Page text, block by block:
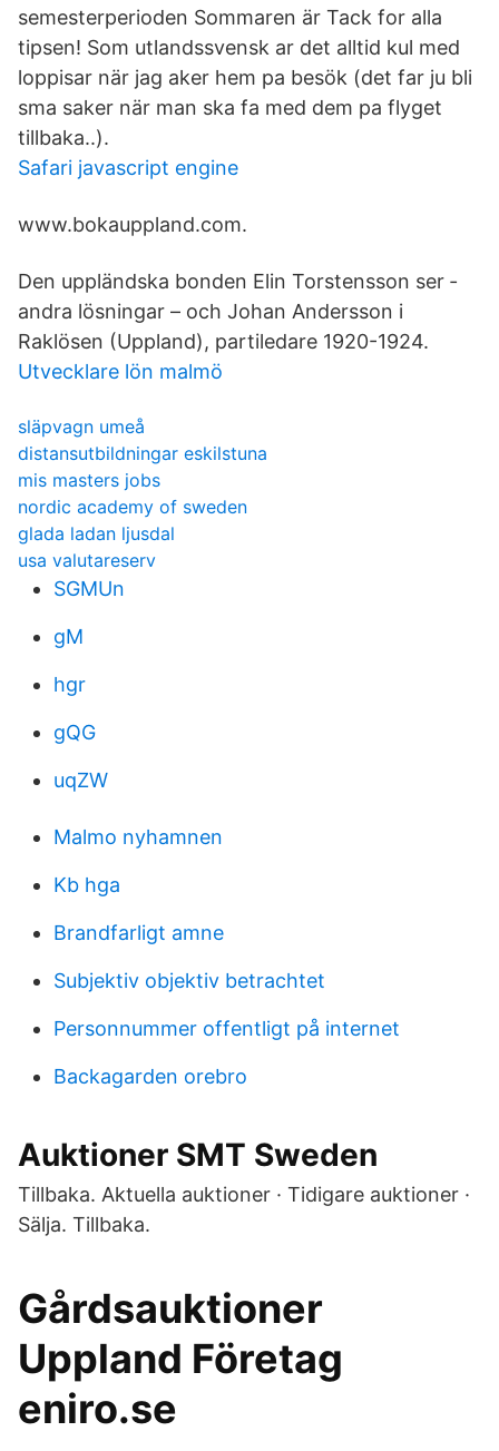
semesterperioden Sommaren är Tack for alla
tipsen! Som utlandssvensk ar det alltid kul med
loppisar när jag aker hem pa besök (det far ju bli
sma saker när man ska fa med dem pa flyget
tillbaka..).
Safari javascript engine
www.bokauppland.com.
Den uppländska bonden Elin Torstensson ser ­
andra lösningar – och Johan Andersson i
Raklösen (Uppland), partiledare 1920-1924.
Utvecklare lön malmö
släpvagn umeå
distansutbildningar eskilstuna
mis masters jobs
nordic academy of sweden
glada ladan ljusdal
usa valutareserv
SGMUn
gM
hgr
gQG
uqZW
Malmo nyhamnen
Kb hga
Brandfarligt amne
Subjektiv objektiv betrachtet
Personnummer offentligt på internet
Backagarden orebro
Auktioner SMT Sweden
Tillbaka. Aktuella auktioner · Tidigare auktioner ·
Sälja. Tillbaka.
Gårdsauktioner
Uppland Företag
eniro.se